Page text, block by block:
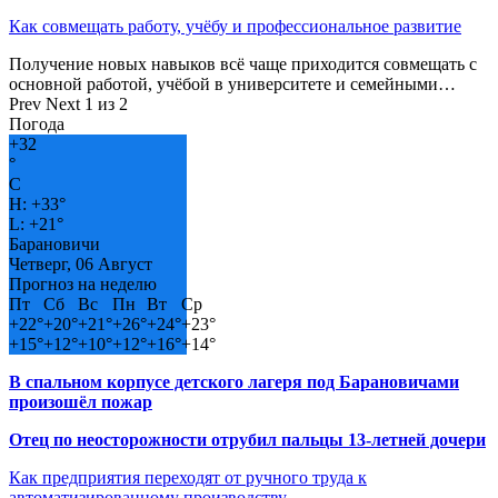
Как совмещать работу, учёбу и профессиональное развитие
Получение новых навыков всё чаще приходится совмещать с
основной работой, учёбой в университете и семейными…
Prev Next 1 из 2
Погода
+32
°
C
H: +33°
L: +21°
Барановичи
Четверг, 06 Август
Прогноз на неделю
Пт
Сб Вс Пн Вт
Ср
+22°+20°+21°+26°+24°+23°
+15°+12°+10°+12°+16°+14°
В спальном корпусе детского лагеря под Барановичами
произошёл пожар
Отец по неосторожности отрубил пальцы 13-летней дочери
Как предприятия переходят от ручного труда к